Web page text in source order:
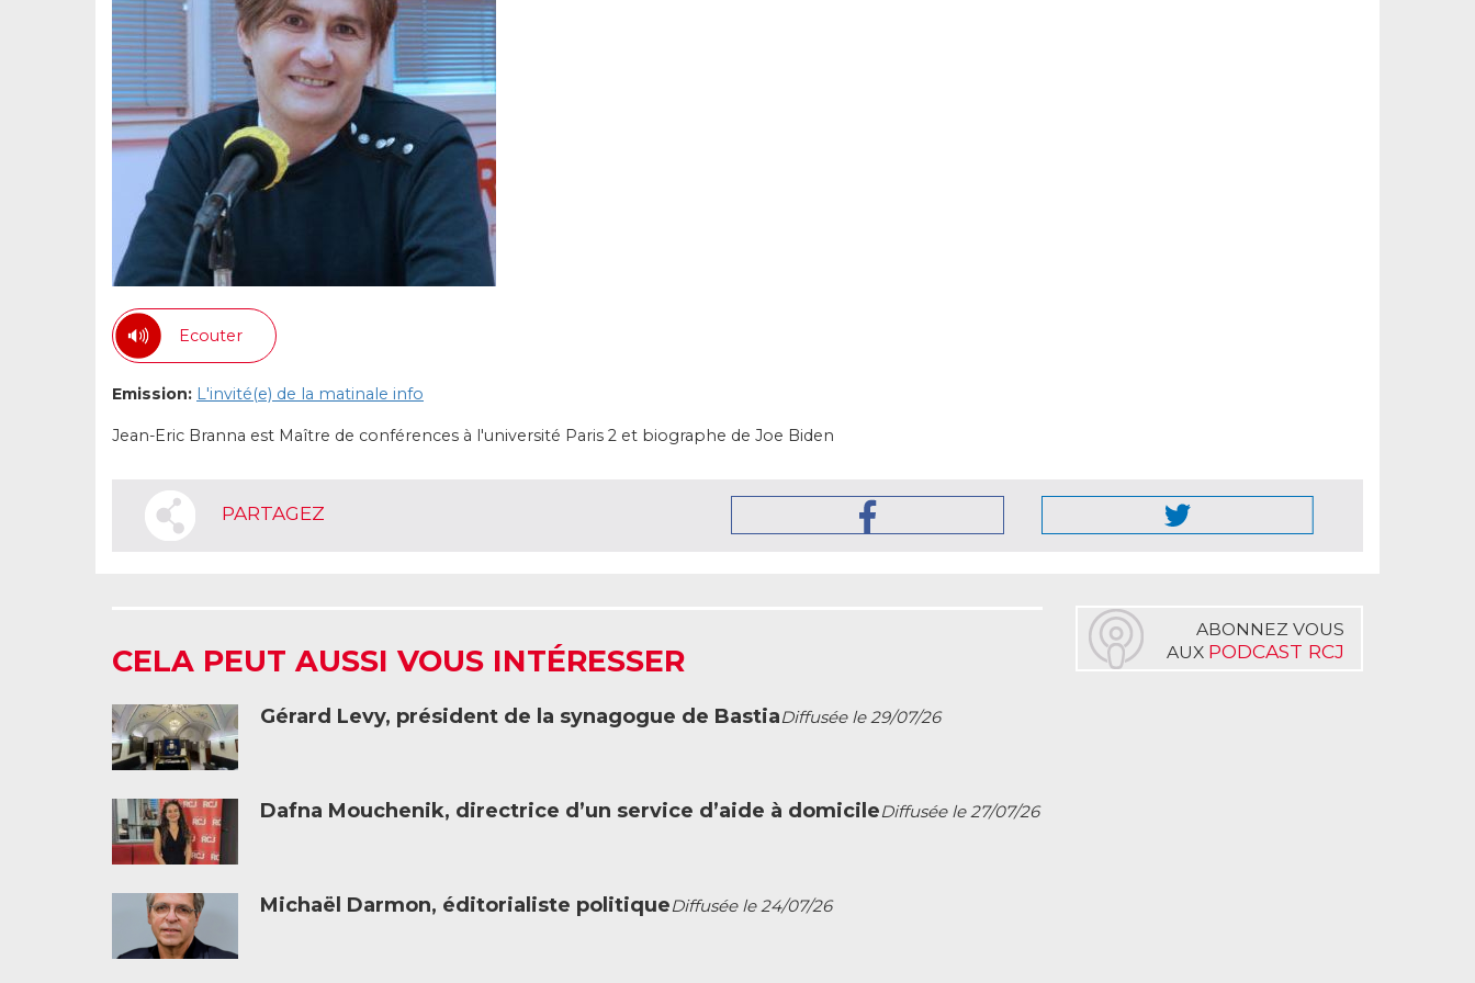
Ecouter
Emission: L'invité(e) de la matinale info
Jean-Eric Branna est Maître de conférences à l'université Paris 2 et biographe de Joe Biden
PARTAGEZ
CELA PEUT AUSSI VOUS INTÉRESSER
Gérard Levy, président de la synagogue de BastiaDiffusée le 29/07/26
Dafna Mouchenik, directrice d’un service d’aide à domicileDiffusée le 27/07/26
Michaël Darmon, éditorialiste politiqueDiffusée le 24/07/26
ABONNEZ VOUS
AUX PODCAST RCJ